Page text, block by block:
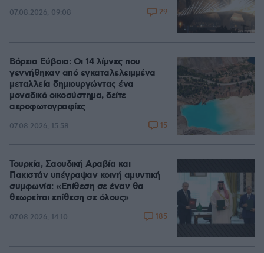
07.08.2026, 09:08 29
Βόρεια Εύβοια: Οι 14 λίμνες που
γεννήθηκαν από εγκαταλελειμμένα
μεταλλεία δημιουργώντας ένα
μοναδικό οικοσύστημα, δείτε
αεροφωτογραφίες
07.08.2026, 15:58 15
Τουρκία, Σαουδική Αραβία και
Πακιστάν υπέγραψαν κοινή αμυντική
συμφωνία: «Επίθεση σε έναν θα
θεωρείται επίθεση σε όλους»
07.08.2026, 14:10 185